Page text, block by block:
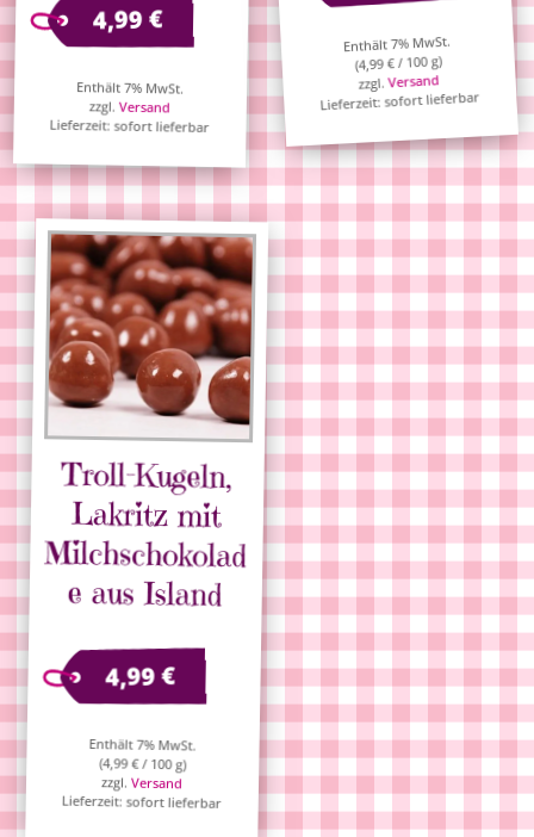
4,99€
Enthält 7% MwSt.
zzgl.Versand
Lieferzeit: sofort lieferbar
Enthält 7% MwSt.
(4,99€/ 100 g)
zzgl.Versand
Lieferzeit: sofort lieferbar
Troll-Kugeln,
Lakritz mit
Milchschokolad
e aus Island
4,99€
Enthält 7% MwSt.
(4,99€/ 100 g)
zzgl.Versand
Lieferzeit: sofort lieferbar